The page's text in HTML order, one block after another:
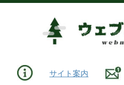
サイト案内